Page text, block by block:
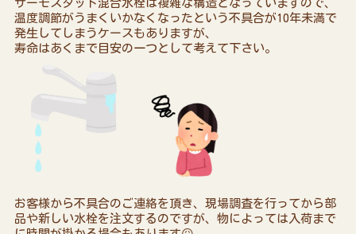
サーモスタット混合水栓は複雑な構造となっていますので、
温度調節がうまくいかなくなったという不具合が10年未満で
発生してしまうケースもありますが、
寿命はあくまで目安の一つとして考えて下さい。
お客様から不具合のご連絡を頂き、現場調査を行ってから部
品や新しい水栓を注文するのですが、物によっては入荷まで